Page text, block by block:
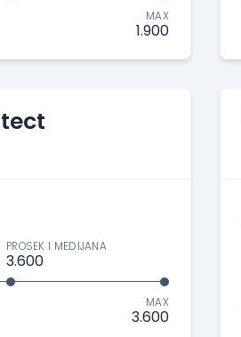
MAX
1.900
PROSEK I MEDIJANA
3.600
MAX
3.600